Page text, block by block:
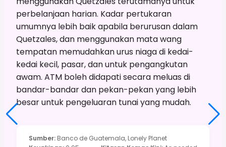
perbelanjaan harian. Kadar pertukaran
umumnya lebih baik apabila berurusan dalam
Quetzales, dan menggunakan mata wang
tempatan memudahkan urus niaga di kedai-
kedai kecil, pasar, dan untuk pengangkutan
awam. ATM boleh didapati secara meluas di
bandar-bandar dan pekan-pekan yang lebih
besar untuk pengeluaran tunai yang mudah.
Sumber: Banco de Guatemala, Lonely Planet